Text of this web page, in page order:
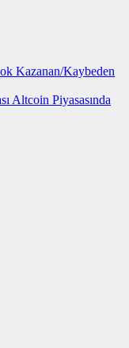
Kazanan/Kaybeden
Altcoin Piyasasında